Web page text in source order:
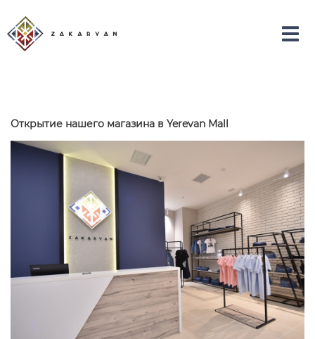
Открытие нашего магазина в Yerevan Mall